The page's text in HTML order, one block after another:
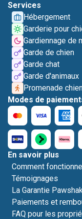
Services
Hébergement
Garderie pour
Gardiennage de
Garde de chien
Garde chat
Garde d'animaux
Promenade
Modes de
En savoir plus
Comment
Témoignages
La Garantie
Paiements et
FAQ pour les